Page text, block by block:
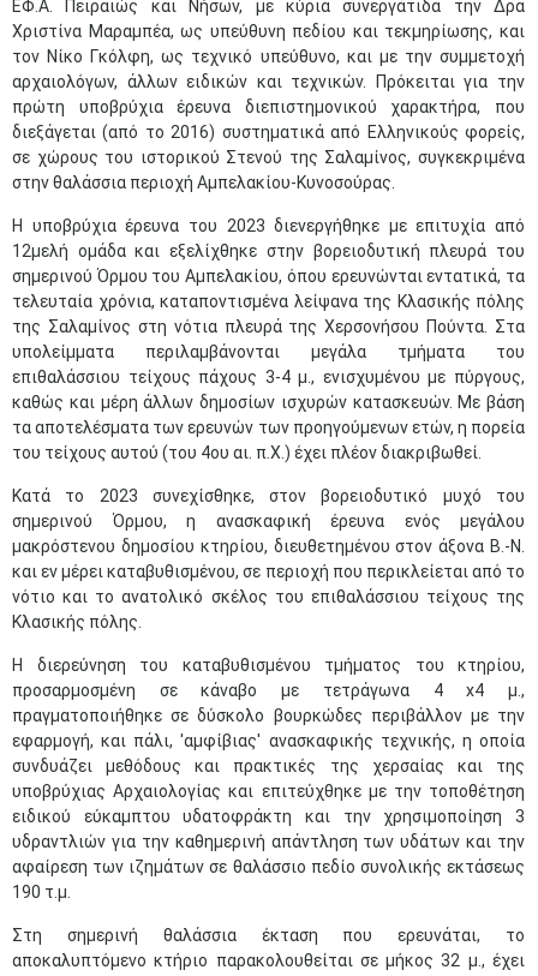
ΕΦ.Α. Πειραιώς και Νήσων, με κύρια συνεργάτιδα την Δρα
Χριστίνα Μαραμπέα, ως υπεύθυνη πεδίου και τεκμηρίωσης, και
τον Νίκο Γκόλφη, ως τεχνικό υπεύθυνο, και με την συμμετοχή
αρχαιολόγων, άλλων ειδικών και τεχνικών. Πρόκειται για την
πρώτη υποβρύχια έρευνα διεπιστημονικού χαρακτήρα, που
διεξάγεται (από το 2016) συστηματικά από Ελληνικούς φορείς,
σε χώρους του ιστορικού Στενού της Σαλαμίνος, συγκεκριμένα
στην θαλάσσια περιοχή Αμπελακίου-Κυνοσούρας.
Η υποβρύχια έρευνα του 2023 διενεργήθηκε με επιτυχία από
12μελή ομάδα και εξελίχθηκε στην βορειοδυτική πλευρά του
σημερινού Όρμου του Αμπελακίου, όπου ερευνώνται εντατικά, τα
τελευταία χρόνια, καταποντισμένα λείψανα της Κλασικής πόλης
της Σαλαμίνος στη νότια πλευρά της Χερσονήσου Πούντα. Στα
υπολείμματα περιλαμβάνονται μεγάλα τμήματα του
επιθαλάσσιου τείχους πάχους 3-4 μ., ενισχυμένου με πύργους,
καθώς και μέρη άλλων δημοσίων ισχυρών κατασκευών. Με βάση
τα αποτελέσματα των ερευνών των προηγούμενων ετών, η πορεία
του τείχους αυτού (του 4ου αι. π.Χ.) έχει πλέον διακριβωθεί.
Κατά το 2023 συνεχίσθηκε, στον βορειοδυτικό μυχό του
σημερινού Όρμου, η ανασκαφική έρευνα ενός μεγάλου
μακρόστενου δημοσίου κτηρίου, διευθετημένου στον άξονα Β.-Ν.
και εν μέρει καταβυθισμένου, σε περιοχή που περικλείεται από το
νότιο και το ανατολικό σκέλος του επιθαλάσσιου τείχους της
Κλασικής πόλης.
Η διερεύνηση του καταβυθισμένου τμήματος του κτηρίου,
προσαρμοσμένη σε κάναβο με τετράγωνα 4 x4 μ.,
πραγματοποιήθηκε σε δύσκολο βουρκώδες περιβάλλον με την
εφαρμογή, και πάλι, 'αμφίβιας' ανασκαφικής τεχνικής, η οποία
συνδυάζει μεθόδους και πρακτικές της χερσαίας και της
υποβρύχιας Αρχαιολογίας και επιτεύχθηκε με την τοποθέτηση
ειδικού εύκαμπτου υδατοφράκτη και την χρησιμοποίηση 3
υδραντλιών για την καθημερινή απάντληση των υδάτων και την
αφαίρεση των ιζημάτων σε θαλάσσιο πεδίο συνολικής εκτάσεως
190 τ.μ.
Στη σημερινή θαλάσσια έκταση που ερευνάται, το
αποκαλυπτόμενο κτήριο παρακολουθείται σε μήκος 32 μ., έχει